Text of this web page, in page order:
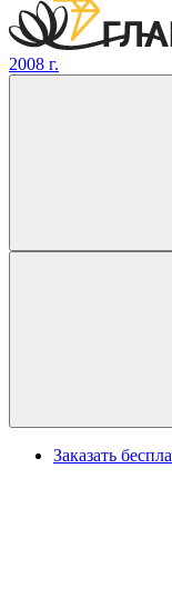
2008 г.
Заказать